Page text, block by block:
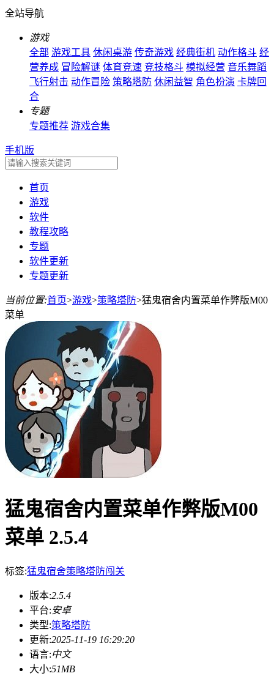
全站导航
游戏
全部 游戏工具 休闲桌游 传奇游戏 经典街机 动作格斗 经
营养成 冒险解谜 体育竞速 竞技格斗 模拟经营 音乐舞蹈
飞行射击 动作冒险 策略塔防 休闲益智 角色扮演 卡牌回
合
专题
专题推荐 游戏合集
手机版
首页
游戏
软件
教程攻略
专题
软件更新
专题更新
当前位置:首页>游戏>策略塔防>猛鬼宿舍内置菜单作弊版M00
菜单
猛鬼宿舍内置菜单作弊版M00
菜单 2.5.4
标签:猛鬼宿舍策略塔防闯关
版本:2.5.4
平台:安卓
类型:策略塔防
更新:2025-11-19 16:29:20
语言:中文
大小:51MB